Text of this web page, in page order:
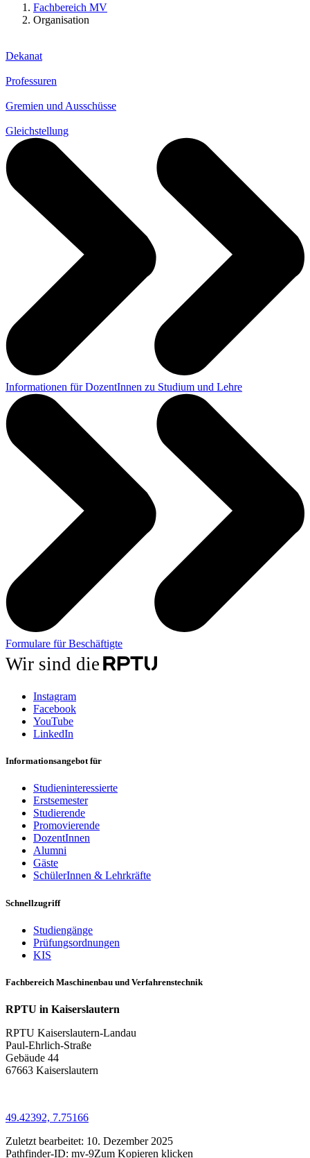
Fachbereich MV
Organisation
Dekanat
Professuren
Gremien und Ausschüsse
Gleichstellung
Informationen für DozentInnen zu Studium und Lehre
Formulare für Beschäftigte
Wir sind die
Instagram
Facebook
YouTube
LinkedIn
Informationsangebot für
Studieninteressierte
Erstsemester
Studierende
Promovierende
DozentInnen
Alumni
Gäste
SchülerInnen & Lehrkräfte
Schnellzugriff
Studiengänge
Prüfungsordnungen
KIS
Fachbereich Maschinenbau und Verfahrenstechnik
RPTU in Kaiserslautern
RPTU Kaiserslautern-Landau
Paul-Ehrlich-Straße
Gebäude 44
67663 Kaiserslautern
49.42392, 7.75166
Zuletzt bearbeitet: 10. Dezember 2025
Pathfinder-ID: mv-9Zum Kopieren klicken